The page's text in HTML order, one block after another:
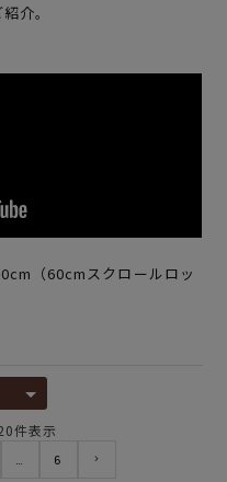
介。
（60cmスクロールロッ
件表示
6